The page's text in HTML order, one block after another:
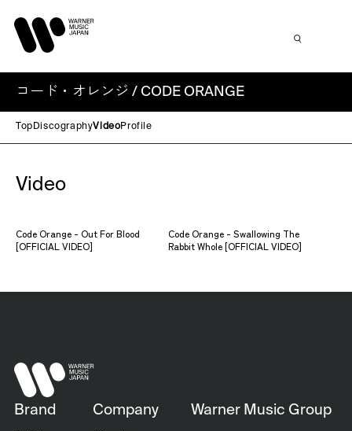
コード・オレンジ / CODE ORANGE
Top DiscographyVideoProfile
Video
Code Orange - Out For Blood
[OFFICIAL VIDEO]
Code Orange - Swallowing The
Rabbit Whole [OFFICIAL VIDEO]
Brand Company Warner Music Group